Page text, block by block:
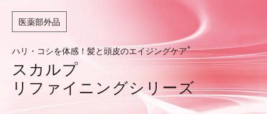
医薬部外品
ハリ・コシを体感！髪と頭皮のエイジングケア*
スカルプ
リファイニングシリーズ